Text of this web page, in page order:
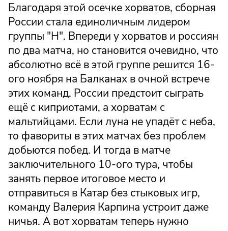
Благодаря этой осечке хорватов, сборная
России стала единоличным лидером
группы "Н". Впереди у хорватов и россиян
по два матча, но становится очевидно, что
абсолютно всё в этой группе решится 16-
ого ноября на Балканах в очной встрече
этих команд. России предстоит сыграть
ещё с киприотами, а хорватам с
мальтийцами. Если луна не упадёт с неба,
то фавориты в этих матчах без проблем
добьются побед. И тогда в матче
заключительного 10-ого тура, чтобы
занять первое итоговое место и
отправиться в Катар без стыковых игр,
команду Валерия Карпина устроит даже
ничья. А вот хорватам теперь нужно